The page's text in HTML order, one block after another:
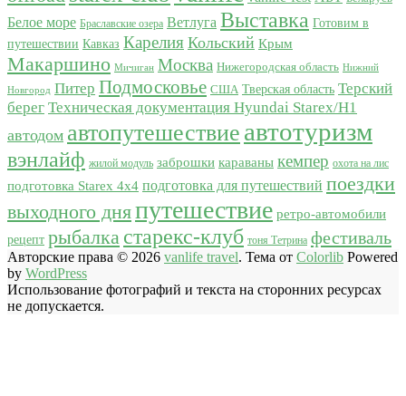
Белое море Браславские озера Ветлуга Выставка Готовим в
путешествии Кавказ Карелия Кольский Крым
Макаршино Мичиган Москва Нижегородская область Нижний
Новгород Питер Подмосковье США Тверская область Терский
берег Техническая документация Hyundai Starex/H1
автодом автопутешествие автотуризм
вэнлайф жилой модуль заброшки караваны кемпер охота на лис
подготовка Starex 4x4 подготовка для путешествий поездки
выходного дняпутешествие ретро-автомобили
рецепт рыбалка старекс-клуб тоня Тетрина фестиваль
Авторские права © 2026 vanlife travel. Тема от Colorlib Powered
by WordPress
Использование фотографий и текста на сторонних ресурсах
не допускается.